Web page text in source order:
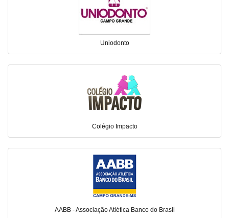
Uniodonto
Colégio Impacto
AABB - Associação Atlética Banco do Brasil